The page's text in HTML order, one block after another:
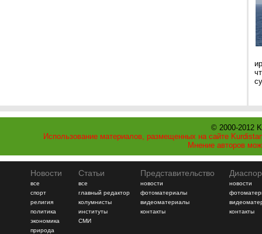
© 2000-2012
Использование материалов, размещенных на сайте
Мнение авторов
Новости
все
спорт
религия
политика
экономика
природа
Статьи
все
главный редактор
колумнисты
институты
СМИ
Представительство
новости
фотоматериалы
видеоматериалы
контакты
новости
контакты